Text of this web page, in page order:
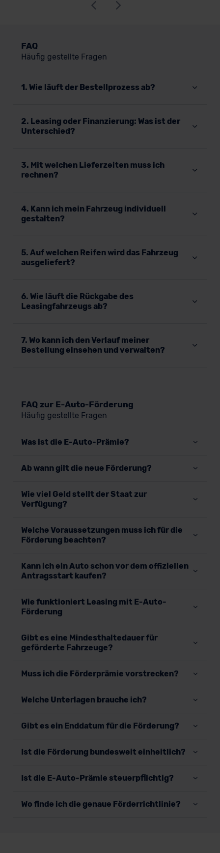
FAQ
Häufig gestellte Fragen
1. Wie läuft der Bestellprozess ab?
2. Leasing oder Finanzierung: Was ist der
Unterschied?
3. Mit welchen Lieferzeiten muss ich
rechnen?
4. Kann ich mein Fahrzeug individuell
gestalten?
5. Auf welchen Reifen wird das Fahrzeug
ausgeliefert?
6. Wie läuft die Rückgabe des
Leasingfahrzeugs ab?
7. Wo kann ich den Verlauf meiner
Bestellung einsehen und verwalten?
FAQ zur E-Auto-Förderung
Häufig gestellte Fragen
Was ist die E-Auto-Prämie?
Ab wann gilt die neue Förderung?
Wie viel Geld stellt der Staat zur
Verfügung?
Welche Voraussetzungen muss ich für die
Förderung beachten?
Kann ich ein Auto schon vor dem offiziellen
Antragsstart kaufen?
Wie funktioniert Leasing mit E-Auto-
Förderung
Gibt es eine Mindesthaltedauer für
geförderte Fahrzeuge?
Muss ich die Förderprämie vorstrecken?
Welche Unterlagen brauche ich?
Gibt es ein Enddatum für die Förderung?
Ist die Förderung bundesweit einheitlich?
Ist die E-Auto-Prämie steuerpflichtig?
Wo finde ich die genaue Förderrichtlinie?